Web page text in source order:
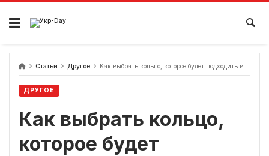
перейти
содержанию
Статьи Другое Как выбрать кольцо, которое будет подходить именно вам?
ДРУГОЕ
Как выбрать кольцо,
которое будет